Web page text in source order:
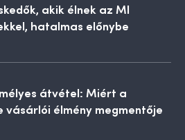
akik élnek az MI
hatalmas előnybe
átvétel: Miért a
élmény megmentője